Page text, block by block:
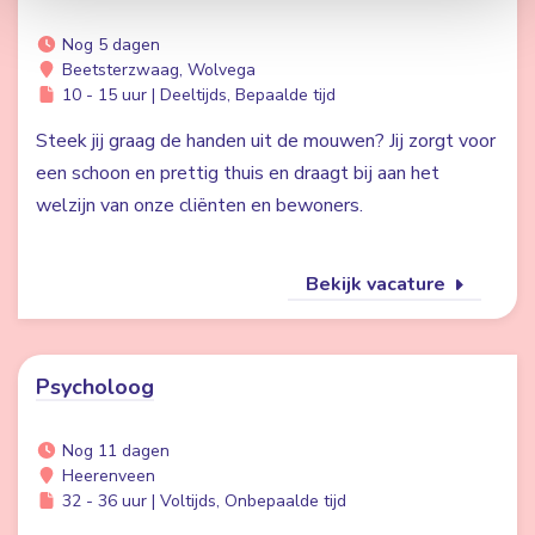
Nog 5 dagen
Beetsterzwaag, Wolvega
10 - 15 uur | Deeltijds, Bepaalde tijd
Steek jij graag de handen uit de mouwen? Jij zorgt voor
een schoon en prettig thuis en draagt bij aan het
welzijn van onze cliënten en bewoners.
Bekijk vacature
Psycholoog
Nog 11 dagen
Heerenveen
32 - 36 uur | Voltijds, Onbepaalde tijd